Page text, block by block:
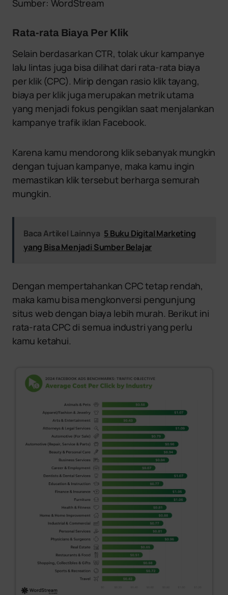
Sumber: WordStream
Rata-rata Biaya Per Klik
Selain berdasarkan CTR, tolak ukur kampanye
lalu lintas juga bisa dilihat dari rata-rata biaya
per klik (CPC). Mirip dengan rasio klik tayang,
biaya per klik juga merupakan metrik utama
yang menjadi fokus pengiklan saat menjalankan
kampanye trafik iklan Facebook.
Karena kamu mendorong klik sebanyak mungkin
dengan tujuan kampanye, maka kamu ingin
memastikan klik tersebut berharga semurah
mungkin.
Baca Artikel Lainnya 5 Buku Digital Marketing
yang Bisa Menjadi Sumber Belajar
Dengan mempertahankan CPC tetap rendah,
maka kamu bisa mengkonversi pengunjung
situs web dengan biaya lebih murah. Berikut ini
rata-rata CPC di semua industri yang perlu
kamu ketahui.